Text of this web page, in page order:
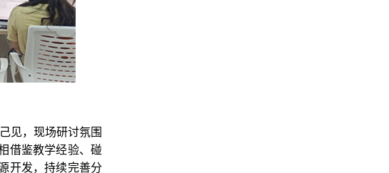
见，现场研讨氛围
借鉴教学经验、碰
开发，持续完善分